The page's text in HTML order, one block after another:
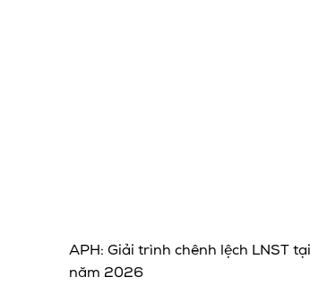
APH: Giải trình chênh lệch LNST
năm 2026